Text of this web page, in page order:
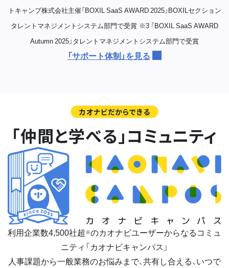
トキャンプ株式会社主催「BOXIL SaaS AWARD 2025」BOXILセクション
タレントマネジメントシステム部門で受賞 ※3 「BOXIL SaaS AWARD
Autumn 2025」タレントマネジメントシステム部門で受賞
「サポート体制」を見る
カオナビだからできる
「仲間と学べる」コミュニティ
利用企業数4,500社超 ※のカオナビユーザーからなるコミュ
ニティ「カオナビキャンパス」
人事課題から一般業務のお悩みまで、共有し合える、いつで